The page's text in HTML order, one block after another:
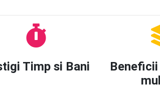
Timp si Bani